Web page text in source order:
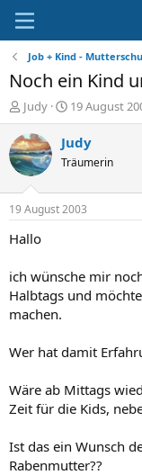
Job + Kind -
Noch ein Kind
E
r
s
t
e
e
r
Judy
E
r
s
e
l
t
19 August
Judy
Träumerin
19 August 2003
Hallo
ich wünsche mir
Halbtags und
machen.
Wer hat damit
Wäre ab Mittags
Zeit für die Kids,
Ist das ein Wunsch
Rabenmutter??